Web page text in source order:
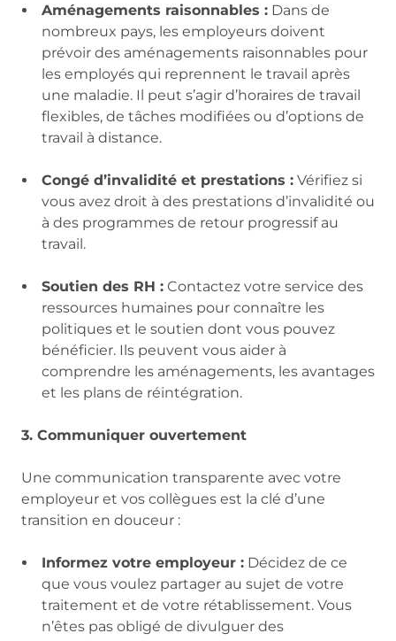
Aménagements raisonnables : Dans de
nombreux pays, les employeurs doivent
prévoir des aménagements raisonnables pour
les employés qui reprennent le travail après
une maladie. Il peut s’agir d’horaires de travail
flexibles, de tâches modifiées ou d’options de
travail à distance.
Congé d’invalidité et prestations : Vérifiez si
vous avez droit à des prestations d’invalidité ou
à des programmes de retour progressif au
travail.
Soutien des RH : Contactez votre service des
ressources humaines pour connaître les
politiques et le soutien dont vous pouvez
bénéficier. Ils peuvent vous aider à
comprendre les aménagements, les avantages
et les plans de réintégration.
3. Communiquer ouvertement
Une communication transparente avec votre
employeur et vos collègues est la clé d’une
transition en douceur :
Informez votre employeur : Décidez de ce
que vous voulez partager au sujet de votre
traitement et de votre rétablissement. Vous
n’êtes pas obligé de divulguer des